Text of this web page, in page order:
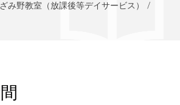
み野教室（放課後等デイサービス）